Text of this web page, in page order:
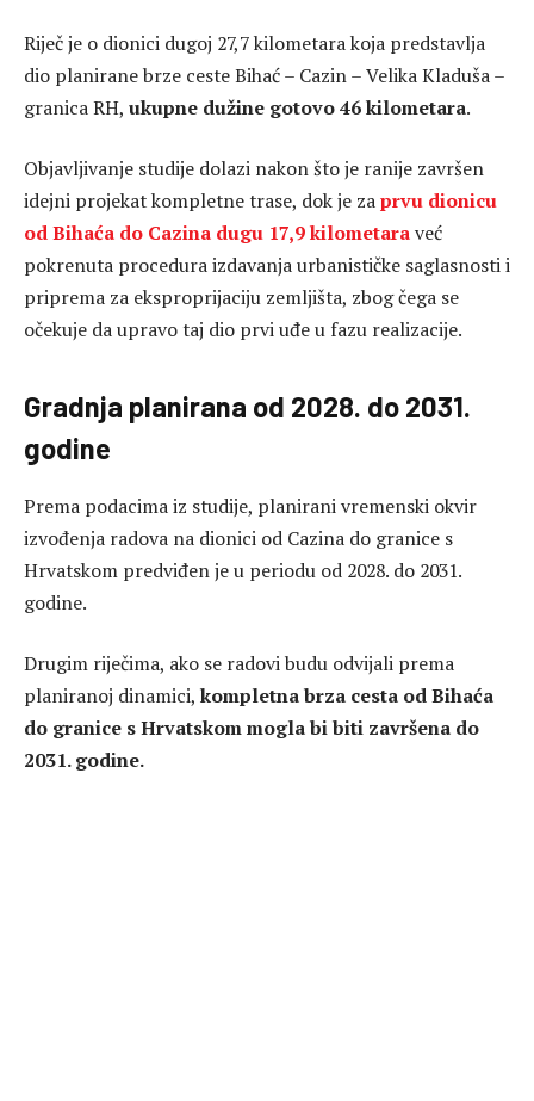
Riječ je o dionici dugoj 27,7 kilometara koja predstavlja
dio planirane brze ceste Bihać – Cazin – Velika Kladuša –
granica RH, ukupne dužine gotovo 46 kilometara.
Objavljivanje studije dolazi nakon što je ranije završen
idejni projekat kompletne trase, dok je zaprvu dionicu
od Bihaća do Cazina dugu 17,9 kilometaraveć
pokrenuta procedura izdavanja urbanističke saglasnosti i
priprema za eksproprijaciju zemljišta, zbog čega se
očekuje da upravo taj dio prvi uđe u fazu realizacije.
Gradnja planirana od 2028. do 2031.
godine
Prema podacima iz studije, planirani vremenski okvir
izvođenja radova na dionici od Cazina do granice s
Hrvatskom predviđen je u periodu od 2028. do 2031.
godine.
Drugim riječima, ako se radovi budu odvijali prema
planiranoj dinamici, kompletna brza cesta od Bihaća
do granice s Hrvatskom mogla bi biti završena do
2031. godine.